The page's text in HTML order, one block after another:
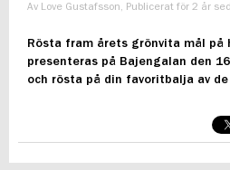
Av Love Gustafsson, Publicerat för 2 år
Rösta fram årets grönvita mål på
presenteras på Bajengalan den
och rösta på din favoritbalja av